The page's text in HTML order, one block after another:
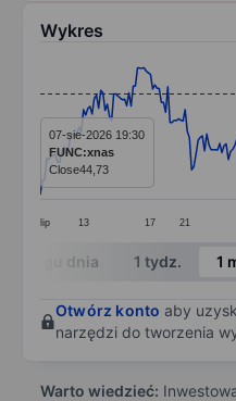
Wykres
Line chart with 175
The chart has 1 X axis
The chart has 1 Y
lip 13 17 21
07-sie-2026 19:30
FUNC:xnas
Close44,73
End of interactive chart.
W ciągu dnia 1 tydz. 1
Otwórz konto aby
narzędzi do tworzenia
Warto wiedzieć: